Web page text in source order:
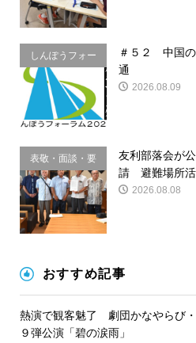
しんぽうフォー
ラム
＃５２ 中国
通
2026.08.09
表敬・面談・要
請
友利部落会が
請 避難場所活
2026.08.08
おすすめ記事
熱演で観客魅了 劇団かなやらび
９弾公演「碧の涙雨」